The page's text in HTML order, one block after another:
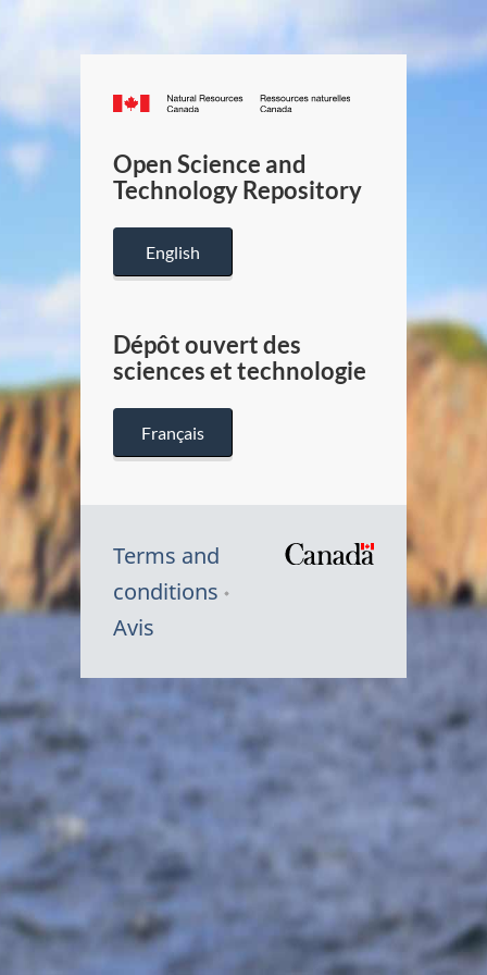
Canada.ca
/
Canada
Open Science and
Technology Repository
English
Dépôt ouvert des
sciences et technologie
Français
Terms and
conditions
Avis
Symbole
Canada